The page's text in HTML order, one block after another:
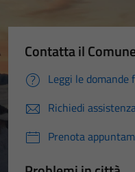
Contatta il
Leggi le domande
Richiedi
Prenota